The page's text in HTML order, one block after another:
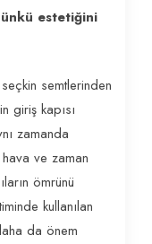
estetiğini
semtlerinden
giriş kapısı
zamanda
hava ve zaman
ömrünü
kullanılan
da önem